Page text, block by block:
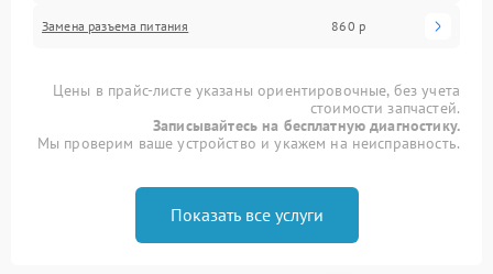
Замена разъема питания 860 р
Цены в прайс-листе указаны ориентировочные, без учета
стоимости запчастей.
Записывайтесь на бесплатную диагностику.
Мы проверим ваше устройство и укажем на неисправность.
Показать все услуги